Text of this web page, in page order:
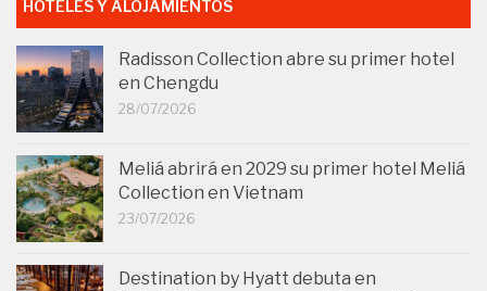
HOTELES Y ALOJAMIENTOS
Radisson Collection abre su primer hotel
en Chengdu
28/07/2026
Meliá abrirá en 2029 su primer hotel Meliá
Collection en Vietnam
23/07/2026
Destination by Hyatt debuta en